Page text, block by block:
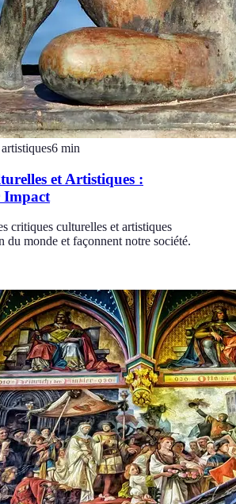
6 min
et Artistiques :
Impact
critiques culturelles et artistiques
du monde et façonnent notre société.